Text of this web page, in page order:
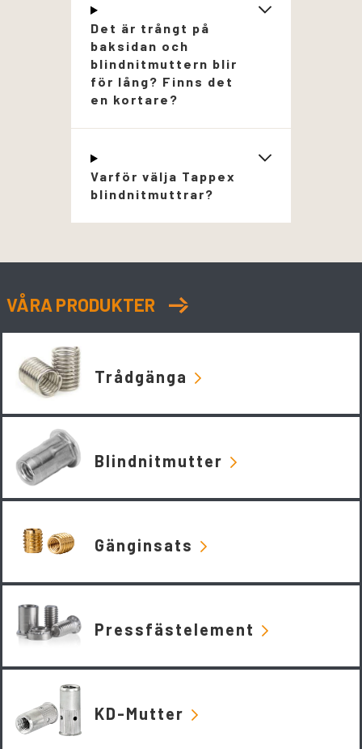
Det är trångt på
baksidan och
blindnitmuttern blir
för lång? Finns det
en kortare?
Varför välja Tappex
blindnitmuttrar?
VÅRA PRODUKTER
Trådgänga
Blindnitmutter
Gänginsats
Pressfästelement
KD-Mutter